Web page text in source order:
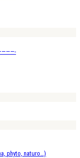
phyto, naturo…)